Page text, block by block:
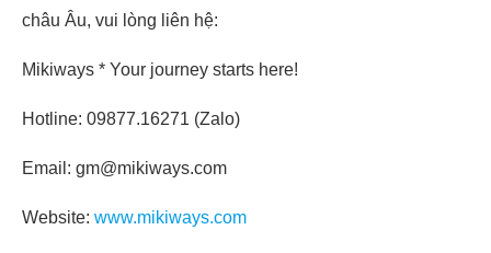
châu Âu, vui lòng liên hệ:
Mikiways * Your journey starts here!
Hotline: 09877.16271 (Zalo)
Email: gm@mikiways.com
Website: www.mikiways.com